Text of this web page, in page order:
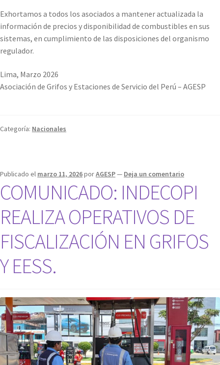
Exhortamos a todos los asociados a mantener actualizada la
información de precios y disponibilidad de combustibles en sus
sistemas, en cumplimiento de las disposiciones del organismo
regulador.
Lima, Marzo 2026
Asociación de Grifos y Estaciones de Servicio del Perú – AGESP
Categoría: Nacionales
Publicado el marzo 11, 2026porAGESP— Deja un comentario
COMUNICADO: INDECOPI
REALIZA OPERATIVOS DE
FISCALIZACIÓN EN GRIFOS
Y EESS.